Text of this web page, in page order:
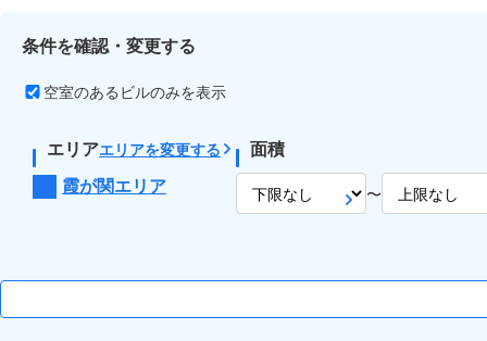
条件を確認・変更する
空室のあるビルのみを表示
エリアエリアを変更する
霞が関エリア
面積
〜